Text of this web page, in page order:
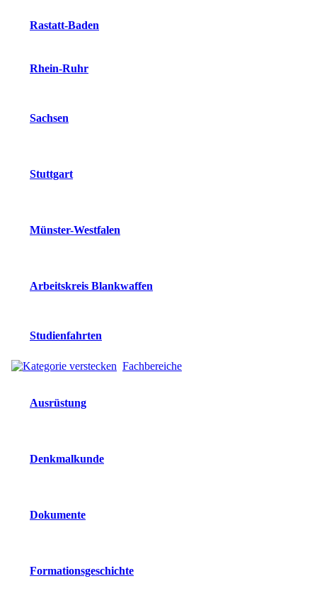
Rastatt-Baden
Rhein-Ruhr
Sachsen
Stuttgart
Münster-Westfalen
Arbeitskreis Blankwaffen
Studienfahrten
Fachbereiche
Ausrüstung
Denkmalkunde
Dokumente
Formationsgeschichte